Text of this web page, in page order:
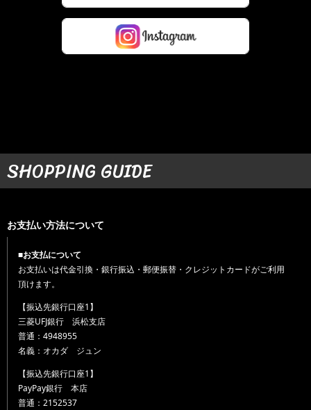
SHOPPING GUIDE
お支払い方法について
■お支払について
お支払いは代金引換・銀行振込・郵便振替・クレジットカードがご利用
頂けます。
【振込先銀行口座1】
三菱UFJ銀行 浜松支店
普通：4948955
名義：オカダ ジュン
【振込先銀行口座1】
PayPay銀行 本店
普通：2152537